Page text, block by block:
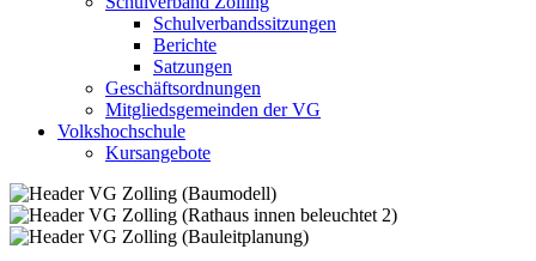
Schulverbandssitzungen
Berichte
Satzungen
Geschäftsordnungen
Mitgliedsgemeinden der VG
Volkshochschule
Kursangebote